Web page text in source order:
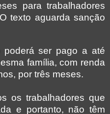
para trabalhadores
texto aguarda sanção
poderá ser pago a até
família, com renda
por três meses.
os trabalhadores que
e portanto, não têm